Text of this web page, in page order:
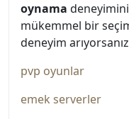
oynama
mükemmel bir
deneyim
pvp oyunlar
emek serverler